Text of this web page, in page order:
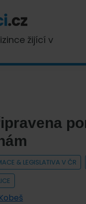
žijící v
& LEGISLATIVA V ČR